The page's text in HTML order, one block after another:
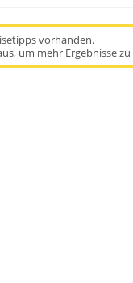
vorhanden.
um mehr Ergebnisse